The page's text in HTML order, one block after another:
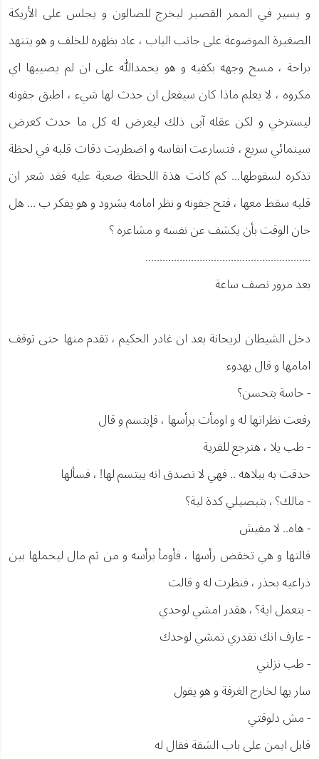
و يسير في الممر القصير ليخرج للصالون و يجلس على الأريكة
الصغيرة الموضوعة على جانب الباب ، عاد بظهره للخلف و هو يتنهد
براحة ، مسح وجهه بكفيه و هو يحمدالله على ان لم يصيبها اي
مكروه ، لا يعلم ماذا كان سيفعل ان حدث لها شيء ، اطبق جفونه
ليسترخي و لكن عقله آبى ذلك ليعرض له كل ما حدث كعرض
سينمائي سريع ، فتسارعت انفاسه و اضطربت دقات قلبه في لحظة
تذكره لسقوطها... كم كانت هذة اللحظة صعبة عليه فقد شعر ان
قلبه سقط معها ، فتح جفونه و نظر امامه بشرود و هو يفكر ب ... هل
حان الوقت بأن يكشف عن نفسه و مشاعره ؟
..........................................................
بعد مرور نصف ساعة
دخل الشيطان لريحانة بعد ان غادر الحكيم ، تقدم منها حتى توقف
امامها و قال بهدوء
- حاسة بتحسن؟
رفعت نظراتها له و اومأت برأسها ، فإبتسم و قال
- طب يلا ، هنرجع للقرية
حدقت به ببلاهه .. فهي لا تصدق انه يبتسم لها! ، فسألها
- مالك؟ ، بتبصيلي كدة لية؟
- هاه.. لا مفيش
قالتها و هي تخفض رأسها ، فأومأ برأسه و من ثم مال ليحملها بين
ذراعيه بحذر ، فنظرت له و قالت
- بتعمل اية؟ ، هقدر امشي لوحدي
- عارف انك تقدري تمشي لوحدك
- طب نزلني
سار بها لخارج الغرفة و هو يقول
- مش دلوقتي
قابل ايمن على باب الشقة فقال له